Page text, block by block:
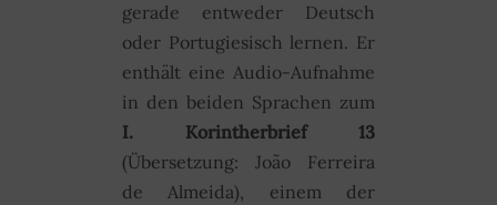
gerade entweder Deutsch
oder Portugiesisch lernen. Er
enthält eine Audio-Aufnahme
in den beiden Sprachen zum
I. Korintherbrief 13
(Übersetzung: João Ferreira
de Almeida), einem der